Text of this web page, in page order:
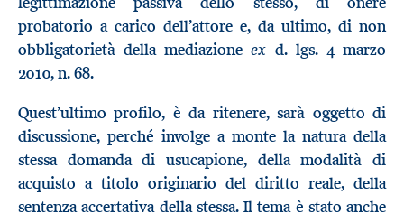
probatorio a carico dell’attore e, da ultimo, di non
obbligatorietà della mediazioneex d. lgs. 4 marzo
2010, n. 68.
Quest’ultimo profilo, è da ritenere, sarà oggetto di
discussione, perché involge a monte la natura della
stessa domanda di usucapione, della modalità di
acquisto a titolo originario del diritto reale, della
sentenza accertativa della stessa. Il tema è stato anche